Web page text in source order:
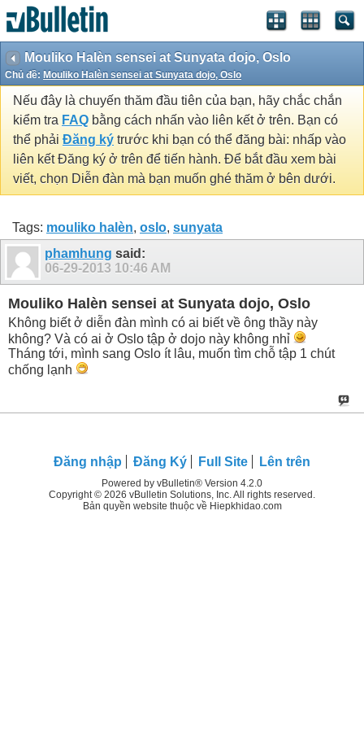
Mouliko Halèn sensei at Sunyata dojo, Oslo
Chủ đề: Mouliko Halèn sensei at Sunyata dojo, Oslo
Nếu đây là chuyến thăm đầu tiên của bạn, hãy chắc chắn
kiểm tra FAQ bằng cách nhấn vào liên kết ở trên. Bạn có
thể phải Đăng ký trước khi bạn có thể đăng bài: nhấp vào
liên kết Đăng ký ở trên để tiến hành. Để bắt đầu xem bài
viết, chọn Diễn đàn mà bạn muốn ghé thăm ở bên dưới.
Tags: mouliko halèn, oslo, sunyata
phamhung said:
06-29-2013 10:46 AM
Mouliko Halèn sensei at Sunyata dojo, Oslo
Không biết ở diễn đàn mình có ai biết về ông thầy này
không? Và có ai ở Oslo tập ở dojo này không nhỉ
Tháng tới, mình sang Oslo ít lâu, muốn tìm chỗ tập 1 chút
chống lạnh
Đăng nhập Đăng Ký Full Site Lên trên
Powered by vBulletin® Version 4.2.0
Copyright © 2026 vBulletin Solutions, Inc. All rights reserved.
Bản quyền website thuộc về Hiepkhidao.com